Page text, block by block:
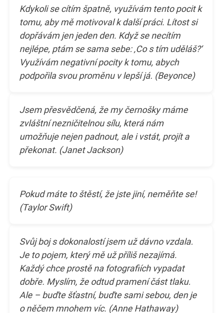
Kdykoli se cítím špatně, využívám tento pocit k
tomu, aby mě motivoval k další práci. Lítost si
dopřávám jen jeden den. Když se necítím
nejlépe, ptám se sama sebe: ‚Co s tím uděláš?‘
Využívám negativní pocity k tomu, abych
podpořila svou proměnu v lepší já. (Beyonce)
Jsem přesvědčená, že my černošky máme
zvláštní nezničitelnou sílu, která nám
umožňuje nejen padnout, ale i vstát, projít a
překonat. (Janet Jackson)
Pokud máte to štěstí, že jste jiní, neměňte se!
(Taylor Swift)
Svůj boj s dokonalostí jsem už dávno vzdala.
Je to pojem, který mě už příliš nezajímá.
Každý chce prostě na fotografiích vypadat
dobře. Myslím, že odtud pramení část tlaku.
Ale – buďte šťastní, buďte sami sebou, den je
o něčem mnohem víc. (Anne Hathaway)